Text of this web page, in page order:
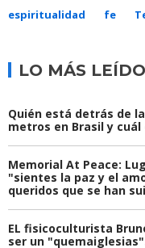
espiritualidad fe
LO MÁS LEÍDO
Quién está detrás de
metros en Brasil y
Memorial At Peace:
"sientes la paz y el
queridos que se han
EL fisicoculturista
ser un